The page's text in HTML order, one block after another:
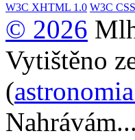
W3C XHTML 1.0 W3C CSS
© 2026
Vytištěno
(
Nahrávám...